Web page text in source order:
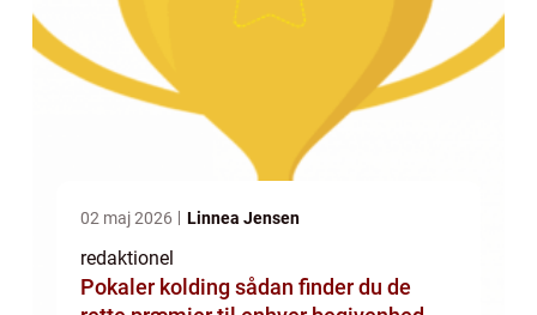
02 maj 2026 Linnea Jensen
redaktionel
Pokaler kolding sådan finder du de